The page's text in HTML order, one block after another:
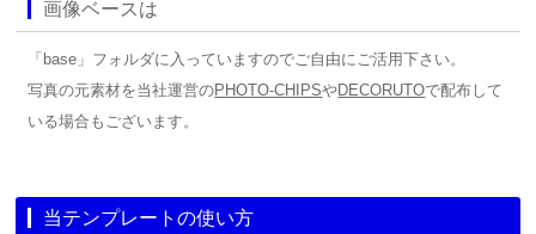
画像ベースは
「base」フォルダに入っていますのでご自由にご活用下さい。
写真の元素材を当社運営のPHOTO-CHIPSやDECORUTOで配布して
いる場合もございます。
当テンプレートの使い方